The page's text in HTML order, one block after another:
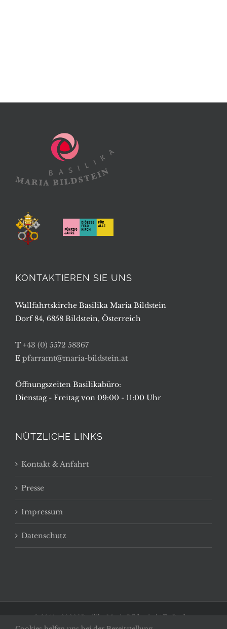
KONTAKTIEREN SIE UNS
Wallfahrtskirche Basilika Maria Bildstein
Dorf 84, 6858 Bildstein, Österreich
T +43 (0) 5572 58367
E pfarramt@maria-bildstein.at
Öffnungszeiten Basilikabüro:
Dienstag - Freitag von 09:00 - 11:00 Uhr
NÜTZLICHE LINKS
Kontakt & Anfahrt
Presse
Impressum
Datenschutz
© 2014 - 2026 | Basilika Maria Bildstein | Alle Rechte